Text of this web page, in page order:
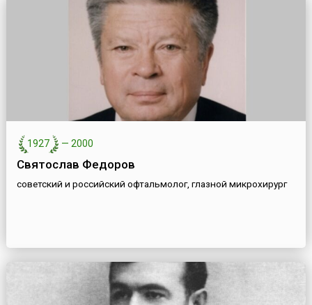
1927 — 2000
Святослав Федоров
советский и российский офтальмолог, глазной микрохирург